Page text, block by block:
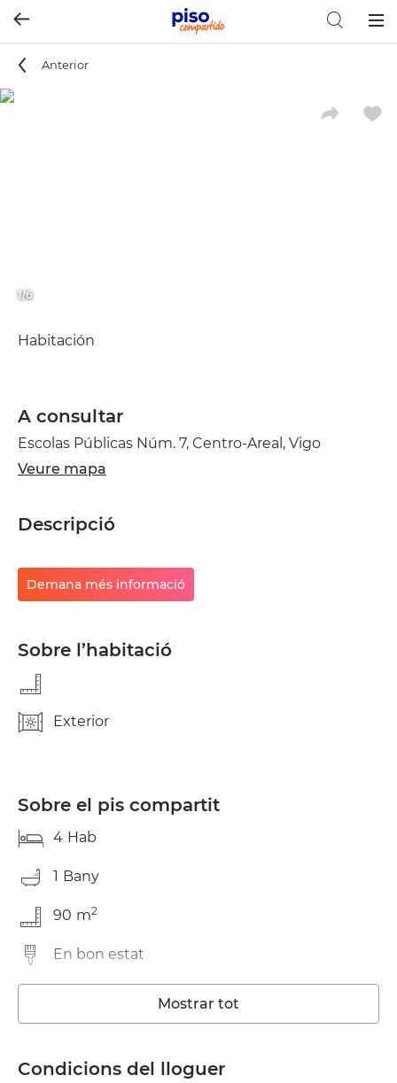
Anterior
1/6
Habitación
A consultar
Escolas Públicas Núm. 7, Centro-Areal, Vigo
Veure mapa
Descripció
Demana més informació
Sobre l’habitació
Exterior
Sobre el pis compartit
4 Hab
1 Bany
90 m2
En bon estat
Estenedor
Mostrar tot
Condicions del lloguer